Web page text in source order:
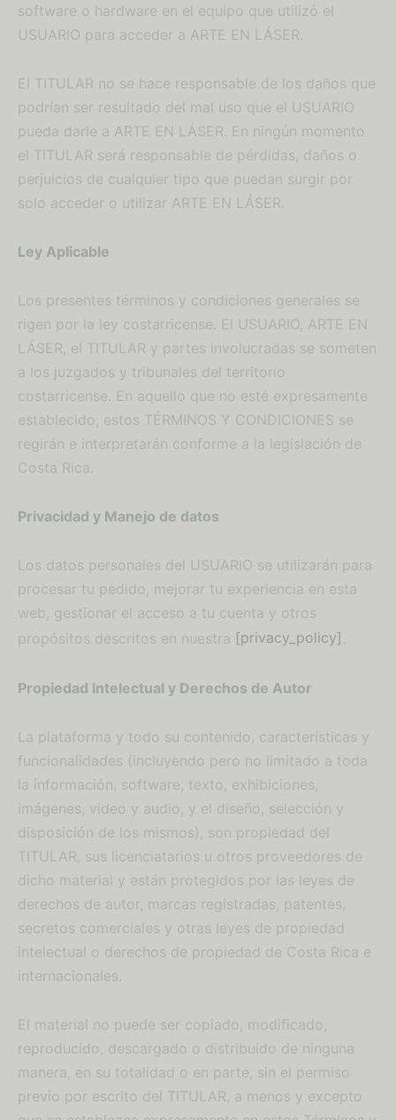
software o hardware en el equipo que utilizó el
USUARIO para acceder a ARTE EN LÁSER.
El TITULAR no se hace responsable de los daños que
podrían ser resultado del mal uso que el USUARIO
pueda darle a ARTE EN LÁSER. En ningún momento
el TITULAR será responsable de pérdidas, daños o
perjuicios de cualquier tipo que puedan surgir por
solo acceder o utilizar ARTE EN LÁSER.
Ley Aplicable
Los presentes términos y condiciones generales se
rigen por la ley costarricense. El USUARIO, ARTE EN
LÁSER, el TITULAR y partes involucradas se someten
a los juzgados y tribunales del territorio
costarricense. En aquello que no esté expresamente
establecido, estos TÉRMINOS Y CONDICIONES se
regirán e interpretarán conforme a la legislación de
Costa Rica.
Privacidad y Manejo de datos
Los datos personales del USUARIO se utilizarán para
procesar tu pedido, mejorar tu experiencia en esta
web, gestionar el acceso a tu cuenta y otros
propósitos descritos en nuestra [privacy_policy]
Propiedad Intelectual y Derechos de Autor
La plataforma y todo su contenido, características y
funcionalidades (incluyendo pero no limitado a toda
la información, software, texto, exhibiciones,
imágenes, video y audio, y el diseño, selección y
disposición de los mismos), son propiedad del
TITULAR, sus licenciatarios u otros proveedores de
dicho material y están protegidos por las leyes de
derechos de autor, marcas registradas, patentes,
secretos comerciales y otras leyes de propiedad
intelectual o derechos de propiedad de Costa Rica e
internacionales.
El material no puede ser copiado, modificado,
reproducido, descargado o distribuido de ninguna
manera, en su totalidad o en parte, sin el permiso
previo por escrito del TITULAR, a menos y excepto